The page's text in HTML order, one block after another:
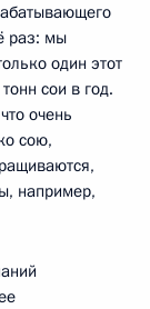
раз: мы
один этот
сои в год.
очень
сою,
например,